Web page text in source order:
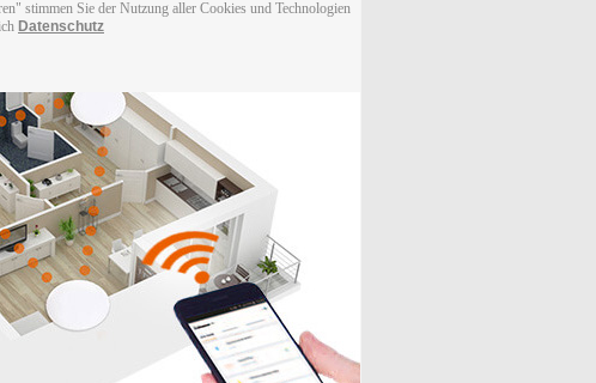
stimmen Sie der Nutzung aller Cookies und Technologien
Datenschutz